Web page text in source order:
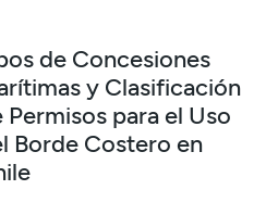
de Concesiones
y Clasificación
Permisos para el Uso
Borde Costero en